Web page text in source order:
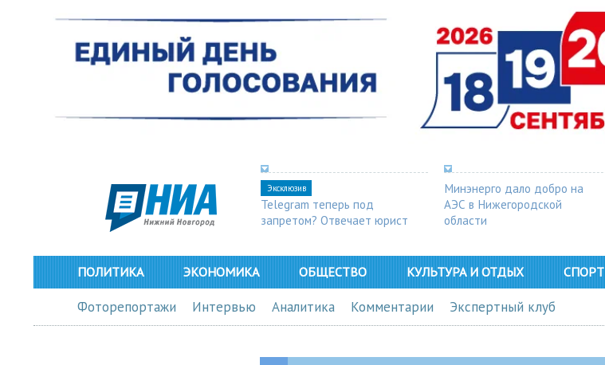
Эксклюзив
Telegram теперь под
запретом? Отвечает юрист
Минэнерго дало добро на
АЭС в Нижегородской
области
ПОЛИТИКА ЭКОНОМИКА ОБЩЕСТВО КУЛЬТУРА И ОТДЫХ СПОРТ
Фоторепортажи Интервью Аналитика Комментарии Экспертный клуб